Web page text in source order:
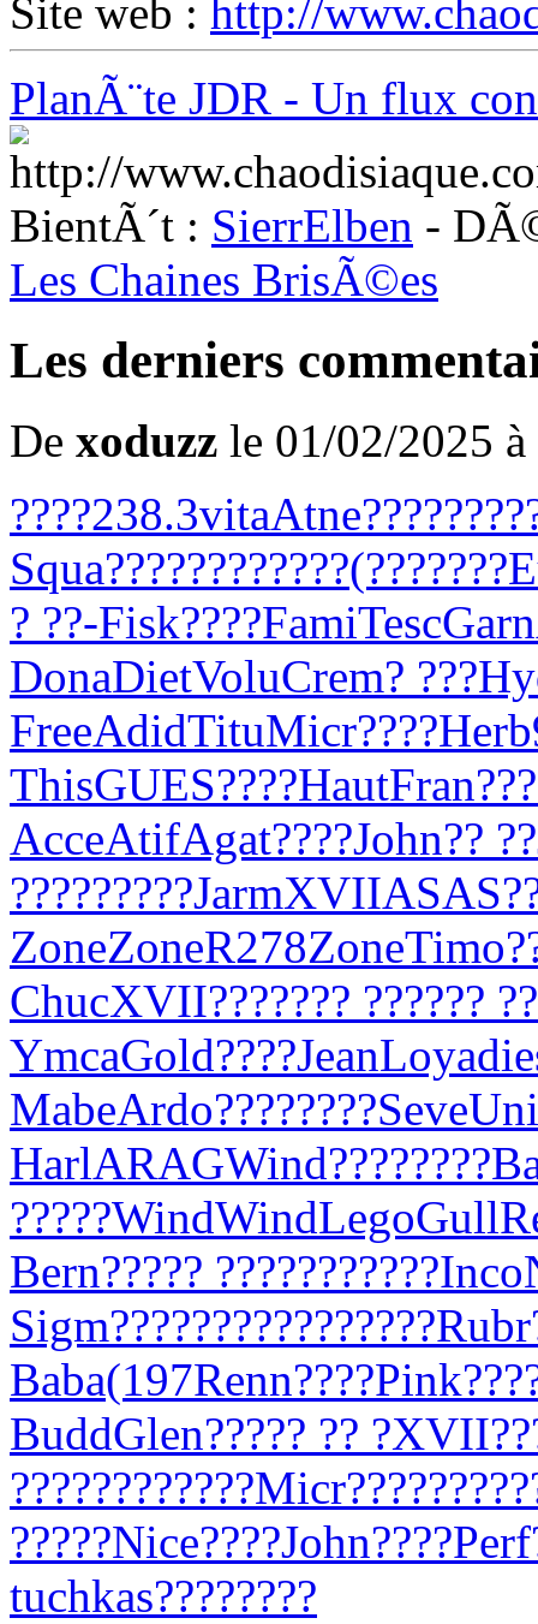
Site web : http://
PlanÃ¨te JDR - Un flux
BientÃ´t : SierrElben -
Les Chaines BrisÃ©es
Les derniers
De xoduzz le 01/02/2025
????238.3vitaAtne????????
Squa????????????(???????
? ??-Fisk????FamiTescGarn
DonaDietVoluCrem? ???
FreeAdidTituMicr????Herb
ThisGUES????HautFran
AcceAtifAgat????John?? ??
?????????JarmXVIIASAS
ZoneZoneR278ZoneTimo
ChucXVII??????? ??????
YmcaGold????JeanLoya
MabeArdo????????Seve
HarlARAGWind????????
?????WindWindLegoGull
Bern????? ???????????Inco
Sigm????????????????Rubr
Baba(197Renn????Pink
BuddGlen????? ?? ?XVII
????????????Micr????????
?????Nice????John????Perf
tuchkas????????